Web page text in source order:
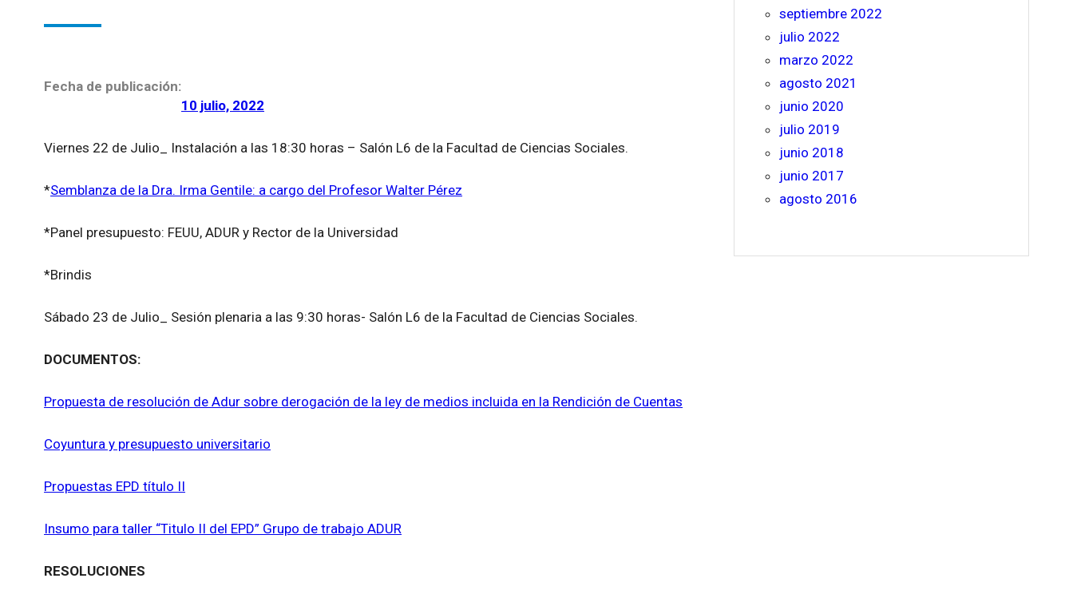
Fecha de publicación:
10 julio, 2022
Viernes 22 de Julio_ Instalación a las 18:30 horas – Salón L6 de la Facultad de Ciencias Sociales.
*Semblanza de la Dra. Irma Gentile: a cargo del Profesor Walter Pérez
*Panel presupuesto: FEUU, ADUR y Rector de la Universidad
*Brindis
Sábado 23 de Julio_ Sesión plenaria a las 9:30 horas- Salón L6 de la Facultad de Ciencias Sociales.
DOCUMENTOS:
Propuesta de resolución de Adur sobre derogación de la ley de medios incluida en la Rendición de Cuentas
Coyuntura y presupuesto universitario
Propuestas EPD título II
Insumo para taller “Titulo II del EPD” Grupo de trabajo ADUR
RESOLUCIONES
septiembre 2022
julio 2022
marzo 2022
agosto 2021
junio 2020
julio 2019
junio 2018
junio 2017
agosto 2016